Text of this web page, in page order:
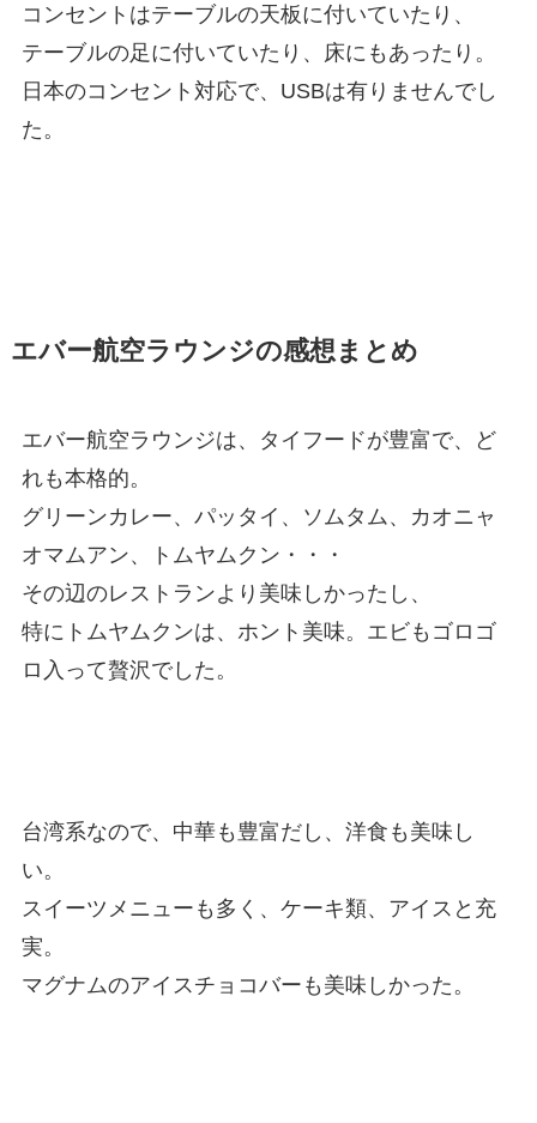
コンセントはテーブルの天板に付いていたり、
テーブルの足に付いていたり、床にもあったり。
日本のコンセント対応で、USBは有りませんでし
た。
エバー航空ラウンジの感想まとめ
エバー航空ラウンジは、タイフードが豊富で、ど
れも本格的。
グリーンカレー、パッタイ、ソムタム、カオニャ
オマムアン、トムヤムクン・・・
その辺のレストランより美味しかったし、
特にトムヤムクンは、ホント美味。エビもゴロゴ
ロ入って贅沢でした。
台湾系なので、中華も豊富だし、洋食も美味し
い。
スイーツメニューも多く、ケーキ類、アイスと充
実。
マグナムのアイスチョコバーも美味しかった。